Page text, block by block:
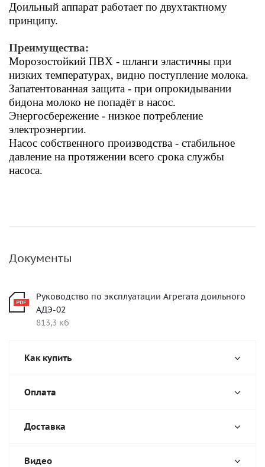
Доильный аппарат работает по двухтактному
принципу.
Преимущества:
Морозостойкий ПВХ - шланги эластичны при
низких температурах, видно поступление молока.
Запатентованная защита - при опрокидывании
бидона молоко не попадёт в насос.
Энергосбережение - низкое потребление
электроэнергии.
Насос собственного производства - стабильное
давление на протяжении всего срока службы
насоса.
Документы
Руководство по эксплуатации Агрегата доильного
АДЭ-02
813,3 кб
Как купить
Оплата
Доставка
Видео